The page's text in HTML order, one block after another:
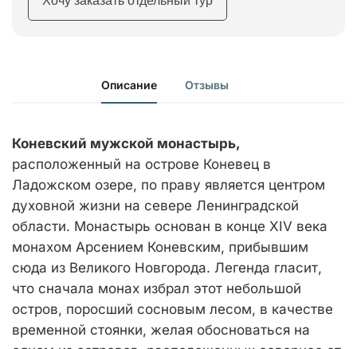
Описание Отзывы
Коневский мужской монастырь,
расположенный на острове Коневец в
Ладожском озере, по праву является центром
духовной жизни на севере Ленинградской
области. Монастырь основан в конце ХIV века
монахом Арсением Коневским, прибывшим
сюда из Великого Новгорода. Легенда гласит,
что сначала монах избрал этот небольшой
остров, поросший сосновым лесом, в качестве
временной стоянки, желая обосноваться на